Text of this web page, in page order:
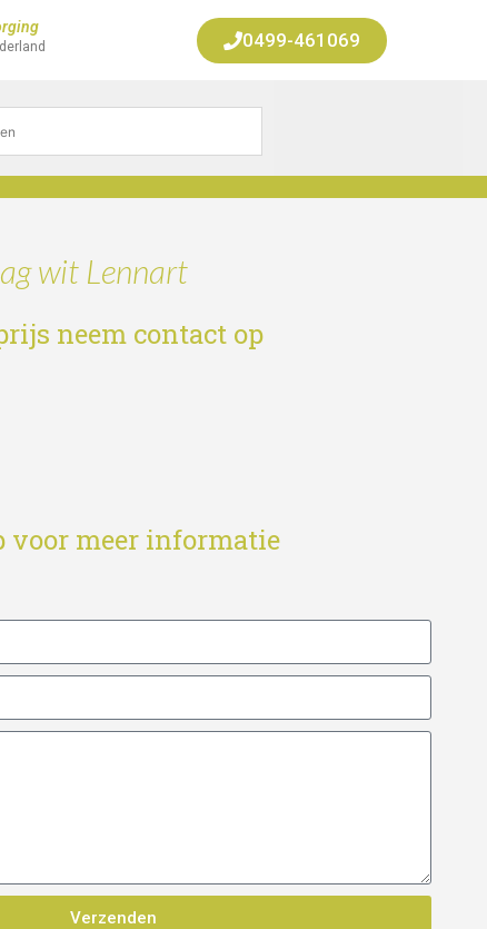
0499-461069
wit Lennart
neem contact op
voor meer informatie
Verzenden